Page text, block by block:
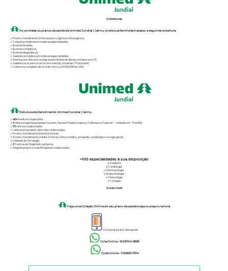
Coberturas
Ao contratar os planos de saúde da Unimed Jundiaí | Jarinu, você e sua família tem acesso a seguinte cobertura:
✓ Pronto Atendimento 24 horas para Urgência e Emergência;
✓ Consultas médicas em todas as especialidades;
✓ Exames Simples;
✓ Exames complexos;
✓ Exames diagnósticos;
✓ Assistência médica em todas as especialidades;
✓ Internações clínicas e cirúrgicas sem limites de diárias, inclusive em UTI;
✓ Assistência ao parto e ao recém-nascido, incluindo UTI neonatal;
✓ Cobertura completa de acordo com a Lei 9.656/98 da ANS;
Estrutura de Atendimento Unimed Jundiaí | Jarinu
✓ 464médicos cooperados
✓ 5clínicas regionais próprias: Louveira, Várzea Paulista, Itupeva, Cabreúva e Cajamar - Unidade em `Polvilho;
✓ 70clínicas credenciadas;
✓ Laboratório próprio, além dos credenciados;
✓ Pronto-Atendimento Infantil 24 horas;
✓ Pronto-Atendimento Adulto 24 horas (clínica médica, ortopedia, cardiologia e cirurgia geral);
✓ Unidade de Oncologia;
✓ 2Centros de Diagnóstico próprios;
✓ Hospital próprio e mais 8 hospitais credenciados.
+100 especialidades à sua disposição
✓Pediatria
✓Cardiologia
✓ Dermatologia
✓ Endocrinologia
✓Ginecologia
✓Urologia
E muito mais!
Faça uma Cotação Online do seu plano de saúde e veja os preços na hora.
Comprar plano de saúde
Cote Online - 12 9.9740-6958
Cote Online - 11 9.9553-7374